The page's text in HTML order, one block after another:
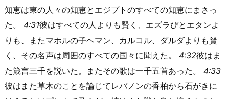
知恵は東の人々の知恵とエジプトのすべての知恵にまさっ
た。 4:31彼はすべての人よりも賢く、エズラびとエタンよ
りも、またマホルの子ヘマン、カルコル、ダルダよりも賢
く、その名声は周囲のすべての国々に聞えた。 4:32彼はま
た箴言三千を説いた。またその歌は一千五首あった。 4:33
彼はまた草木のことを論じてレバノンの香柏から石がきに